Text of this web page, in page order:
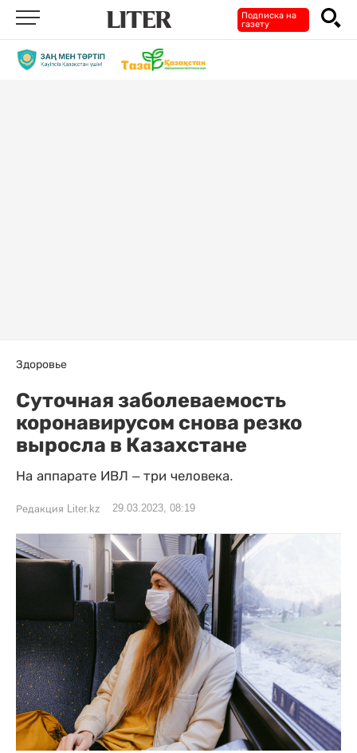
Подписка на
газету
Здоровье
Суточная заболеваемость
коронавирусом снова резко
выросла в Казахстане
На аппарате ИВЛ – три человека.
Редакция Liter.kz 29.03.2023, 08:19